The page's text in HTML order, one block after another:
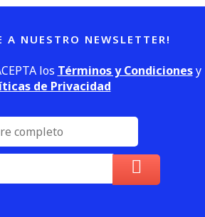
A NUESTRO NEWSLETTER!
los Términos y Condicionesy
de Privacidad